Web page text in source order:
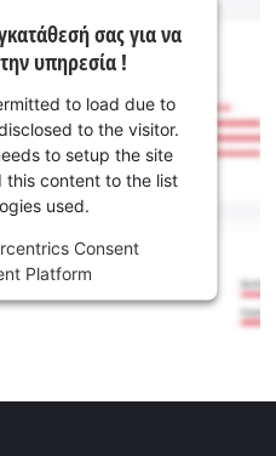
σας για να
υπηρεσία !
to load due to
to the visitor.
to setup the site
this content to the list
used.
Consent
Platform